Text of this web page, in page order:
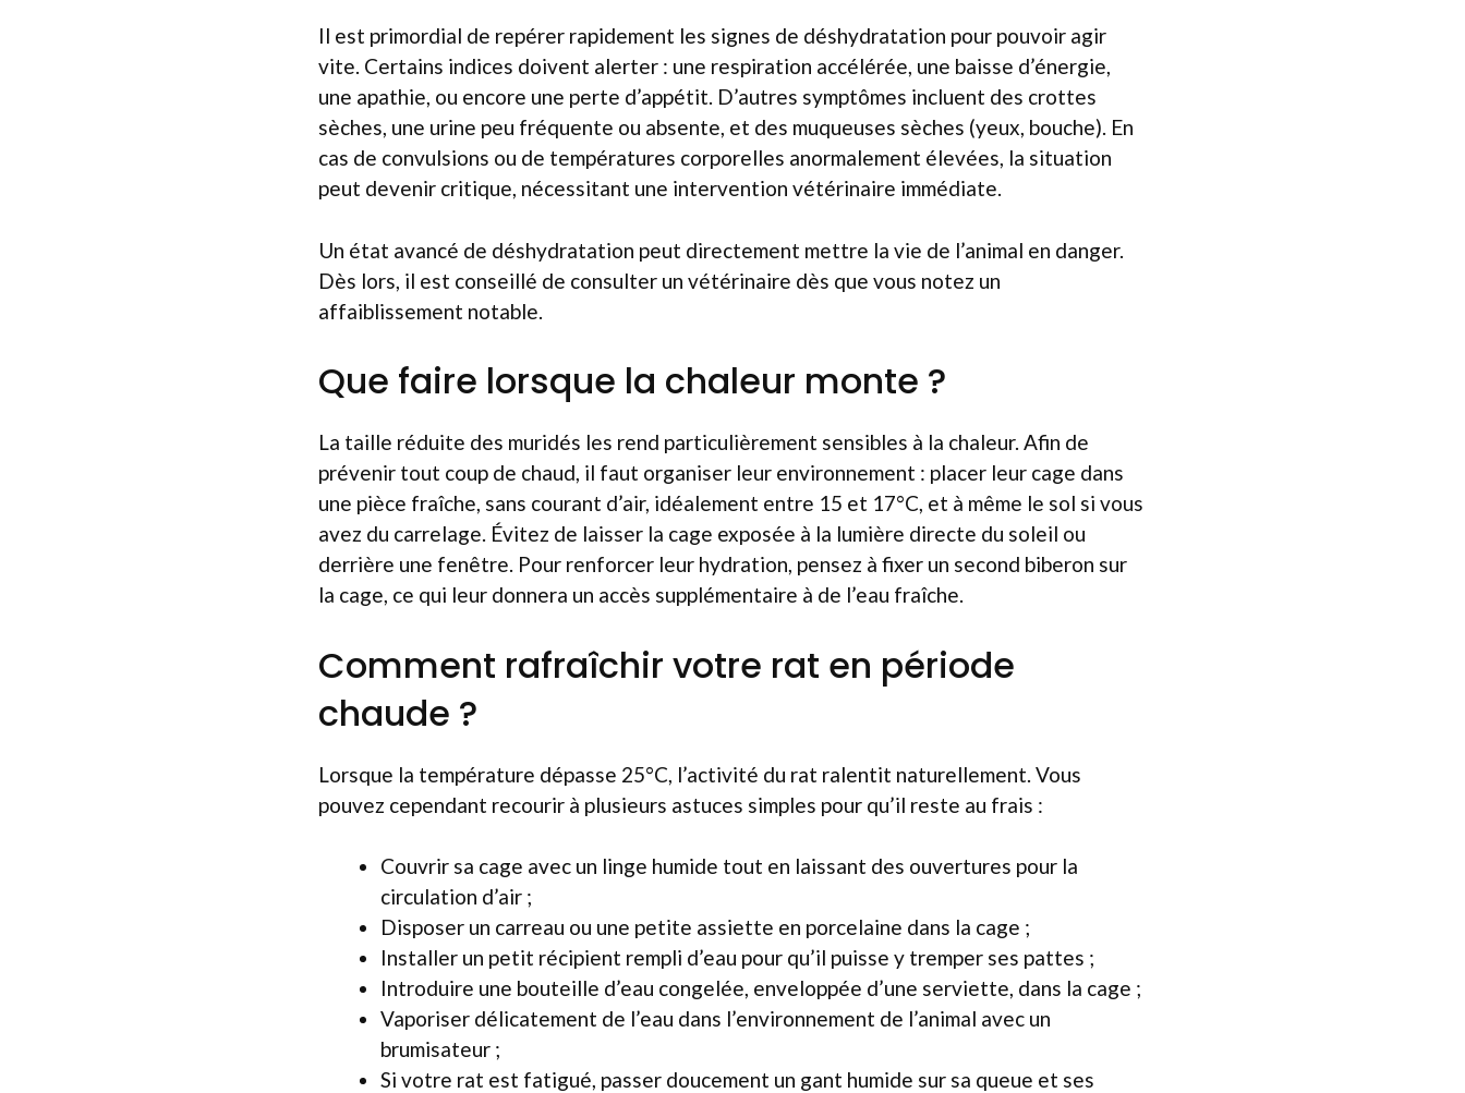
Il est primordial de repérer rapidement les signes de déshydratation pour pouvoir agir
vite. Certains indices doivent alerter : une respiration accélérée, une baisse d’énergie,
une apathie, ou encore une perte d’appétit. D’autres symptômes incluent des crottes
sèches, une urine peu fréquente ou absente, et des muqueuses sèches (yeux, bouche). En
cas de convulsions ou de températures corporelles anormalement élevées, la situation
peut devenir critique, nécessitant une intervention vétérinaire immédiate.
Un état avancé de déshydratation peut directement mettre la vie de l’animal en danger.
Dès lors, il est conseillé de consulter un vétérinaire dès que vous notez un
affaiblissement notable.
Que faire lorsque la chaleur monte ?
La taille réduite des muridés les rend particulièrement sensibles à la chaleur. Afin de
prévenir tout coup de chaud, il faut organiser leur environnement : placer leur cage dans
une pièce fraîche, sans courant d’air, idéalement entre 15 et 17°C, et à même le sol si vous
avez du carrelage. Évitez de laisser la cage exposée à la lumière directe du soleil ou
derrière une fenêtre. Pour renforcer leur hydration, pensez à fixer un second biberon sur
la cage, ce qui leur donnera un accès supplémentaire à de l’eau fraîche.
Comment rafraîchir votre rat en période
chaude ?
Lorsque la température dépasse 25°C, l’activité du rat ralentit naturellement. Vous
pouvez cependant recourir à plusieurs astuces simples pour qu’il reste au frais :
Couvrir sa cage avec un linge humide tout en laissant des ouvertures pour la
circulation d’air ;
Disposer un carreau ou une petite assiette en porcelaine dans la cage ;
Installer un petit récipient rempli d’eau pour qu’il puisse y tremper ses pattes ;
Introduire une bouteille d’eau congelée, enveloppée d’une serviette, dans la cage ;
Vaporiser délicatement de l’eau dans l’environnement de l’animal avec un
brumisateur ;
Si votre rat est fatigué, passer doucement un gant humide sur sa queue et ses